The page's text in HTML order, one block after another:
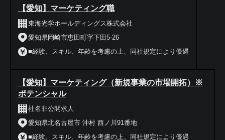
【愛知】マーケティング職
東海光学ホールディングス株式会社
愛知県岡崎市恵田町字下田5-26
■経験、スキル、年齢を考慮の上、同社規定により優遇
【愛知】マーケティング（新規事業の市場開拓）※
ポテンシャル
社名非公開求人
愛知県北名古屋市 沖村 西ノ川91番地
■経験、スキル、年齢を考慮の上、同社規定により優遇